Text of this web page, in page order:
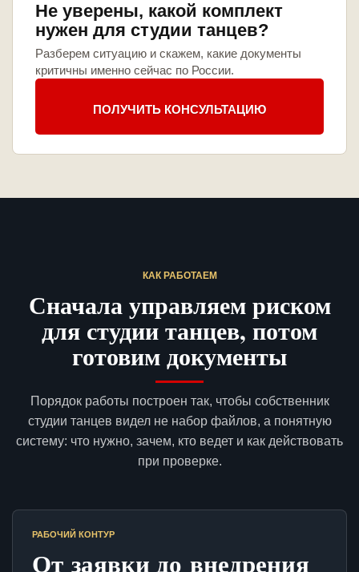
Не уверены, какой комплект
нужен для студии танцев?
Разберем ситуацию и скажем, какие документы
критичны именно сейчас по России.
ПОЛУЧИТЬ КОНСУЛЬТАЦИЮ
КАК РАБОТАЕМ
Сначала управляем риском
для студии танцев, потом
готовим документы
Порядок работы построен так, чтобы собственник
студии танцев видел не набор файлов, а понятную
систему: что нужно, зачем, кто ведет и как действовать
при проверке.
РАБОЧИЙ КОНТУР
От заявки до внедрения